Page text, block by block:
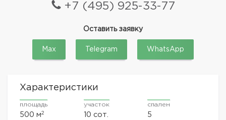
+7 (495) 925-33-77
Оставить заявку
Max Telegram WhatsApp
Характеристики
площадь
500 м2
участок
10 сот.
спален
5